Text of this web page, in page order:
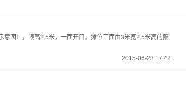
图），限高2.5米，一面开口。摊位三面由3米宽2.5米高的隔
2015-06-23 17:42